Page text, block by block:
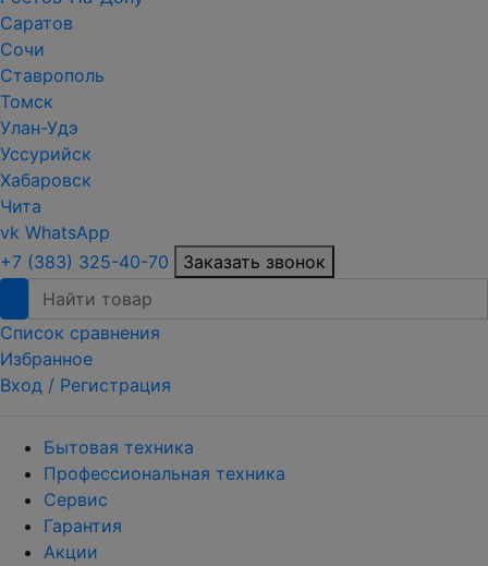
Саратов
Сочи
Ставрополь
Томск
Улан-Удэ
Уссурийск
Хабаровск
Чита
vk WhatsApp
+7 (383) 325-40-70
Заказать звонок
Список сравнения
Избранное
Вход / Регистрация
Бытовая техника
Профессиональная техника
Сервис
Гарантия
Акции